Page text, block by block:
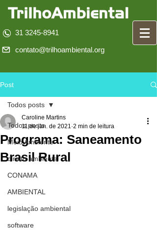
31 3245-8941
contato@trilhoambiental.org
Post
Todos posts
Meio Ambiente
direito ambiental
CONAMA
AMBIENTAL
legislação ambiental
software
Todos posts
Programa: Saneamento
Brasil Rural
Caroline Martins
11 de jan. de 2021 2 min de leitura